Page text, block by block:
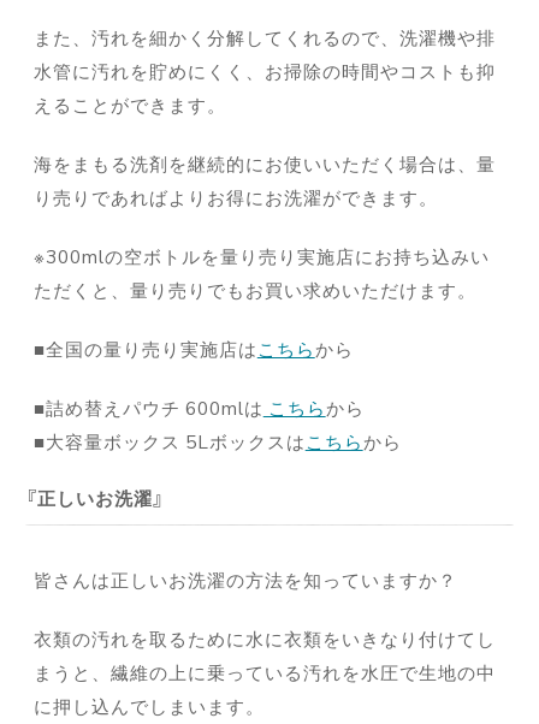
また、汚れを細かく分解してくれるので、洗濯機や排
水管に汚れを貯めにくく、お掃除の時間やコストも抑
えることができます。
海をまもる洗剤を継続的にお使いいただく場合は、量
り売りであればよりお得にお洗濯ができます。
※300mlの空ボトルを量り売り実施店にお持ち込みい
ただくと、量り売りでもお買い求めいただけます。
■全国の量り売り実施店はこちらから
■詰め替えパウチ 600mlは こちらから
■大容量ボックス 5Lボックスはこちらから
正しいお洗濯
皆さんは正しいお洗濯の方法を知っていますか？
衣類の汚れを取るために水に衣類をいきなり付けてし
まうと、繊維の上に乗っている汚れを水圧で生地の中
に押し込んでしまいます。